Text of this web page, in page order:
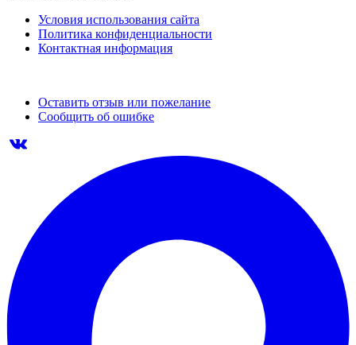
Условия использования сайта
Политика конфиденциальности
Контактная информация
Оставить отзыв или пожелание
Сообщить об ошибке